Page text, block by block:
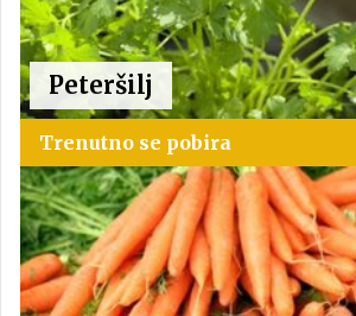
Peteršilj
Trenutno se pobira